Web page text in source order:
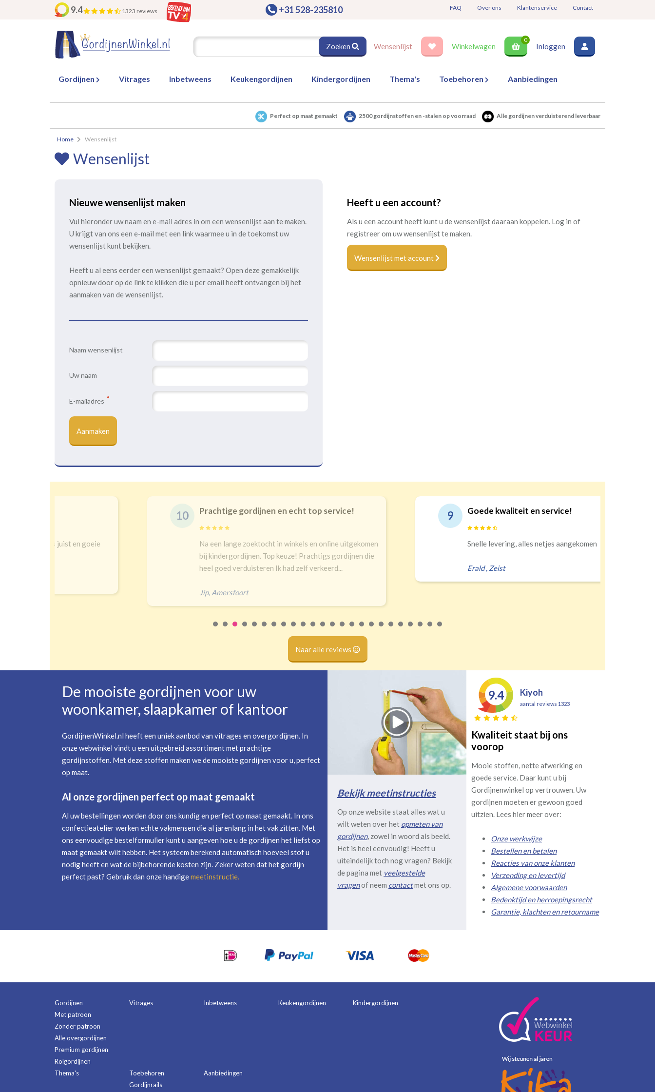
9.4 1323 reviews +31 528-235810 FAQ Over ons Klantenservice Contact
Zoeken Wensenlijst Winkelwagen
0
Inloggen
Gordijnen Vitrages Inbetweens Keukengordijnen Kindergordijnen Thema's Toebehoren Aanbiedingen
Perfect op maat gemaakt 2500 gordijnstoffen en -stalen op voorraad Alle gordijnen verduisterend leverbaar
Home Wensenlijst
Wensenlijst
Nieuwe wensenlijst maken
Vul hieronder uw naam en e-mail adres in om een wensenlijst aan te maken.
U krijgt van ons een e-mail met een link waarmee u in de toekomst uw
wensenlijst kunt bekijken.
Heeft u al eens eerder een wensenlijst gemaakt? Open deze gemakkelijk
opnieuw door op de link te klikken die u per email heeft ontvangen bij het
aanmaken van de wensenlijst.
Naam wensenlijst
Uw naam
E-mailadres
Aanmaken
Heeft u een account?
Als u een account heeft kunt u de wensenlijst daaraan koppelen. Log in of
registreer om uw wensenlijst te maken.
Wensenlijst met account
Prachtige gordijnen en echt top service!
Na een lange zoektocht in winkels en online uitgekomen
bij kindergordijnen. Top keuze! Prachtigs gordijnen die
heel goed verduisteren Ik had zelf verkeerd...
Goede kwaliteit en service!
Snelle levering, alles netjes aangekomen
Naar alle reviews
De mooiste gordijnen voor uw
woonkamer, slaapkamer of kantoor
GordijnenWinkel.nl heeft een uniek aanbod van vitrages en overgordijnen. In
onze webwinkel vindt u een uitgebreid assortiment met prachtige
gordijnstoffen. Met deze stoffen maken we de mooiste gordijnen voor u, perfect
op maat.
Al onze gordijnen perfect op maat gemaakt
Al uw bestellingen worden door ons kundig en perfect op maat gemaakt. In ons
confectieatelier werken echte vakmensen die al jarenlang in het vak zitten. Met
ons eenvoudige bestelformulier kunt u aangeven hoe u de gordijnen het liefst op
maat gemaakt wilt hebben. Het systeem berekend automatisch hoeveel stof u
nodig heeft en wat de bijbehorende kosten zijn. Zeker weten dat het gordijn
perfect past? Gebruik dan onze handigemeetinstructie.
Bekijk meetinstructies
Op onze website staat alles wat u
wilt weten over het opmeten van
gordijnen, zowel in woord als beeld.
Het is heel eenvoudig! Heeft u
uiteindelijk toch nog vragen? Bekijk
de pagina met veelgestelde
vragenof neem contactmet ons op.
9.4 Kiyoh
aantal reviews 1323
Kwaliteit staat bij ons
voorop
Mooie stoffen, nette afwerking en
goede service. Daar kunt u bij
Gordijnenwinkel op vertrouwen. Uw
gordijnen moeten er gewoon goed
uitzien. Lees hier meer over:
Onze werkwijze
Bestellen en betalen
Reacties van onze klanten
Verzending en levertijd
Algemene voorwaarden
Bedenktijd en herroepingsrecht
Garantie, klachten en retourname
Gordijnen
Met patroon
Zonder patroon
Alle overgordijnen
Premium gordijnen
Rolgordijnen
Vitrages Inbetweens Keukengordijnen Kindergordijnen
Thema's
Toebehoren
Gordijnrails
Aanbiedingen